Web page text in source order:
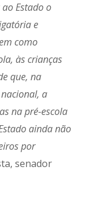
Estado o
e
como
às crianças
que, na
a
na pré-escola
ainda não
por
senador